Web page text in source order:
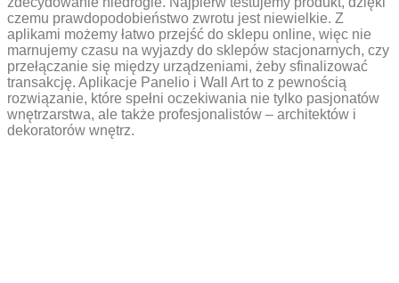
czemu prawdopodobieństwo zwrotu jest niewielkie. Z
aplikami możemy łatwo przejść do sklepu online, więc nie
marnujemy czasu na wyjazdy do sklepów stacjonarnych, czy
przełączanie się między urządzeniami, żeby sfinalizować
transakcję. Aplikacje Panelio i Wall Art to z pewnością
rozwiązanie, które spełni oczekiwania nie tylko pasjonatów
wnętrzarstwa, ale także profesjonalistów – architektów i
dekoratorów wnętrz.